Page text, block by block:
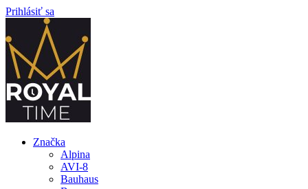
Prihlásiť sa
Značka
Alpina
AVI-8
Bauhaus